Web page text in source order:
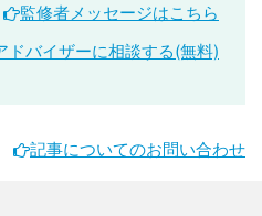
監修者メッセージはこちら
ドバイザーに相談する(無料)
記事についてのお問い合わせ